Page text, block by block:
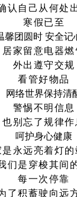
认自己从何处
寒假已至
馨团圆时 安全记
居家留意电器燃
外出遵守交规
看管好物品
网络世界保持清
警惕不明信息
也别忘了规律作
呵护身心健康
是永远亮着灯的
们是穿梭其间
每一次停靠
了积蓄驶向远